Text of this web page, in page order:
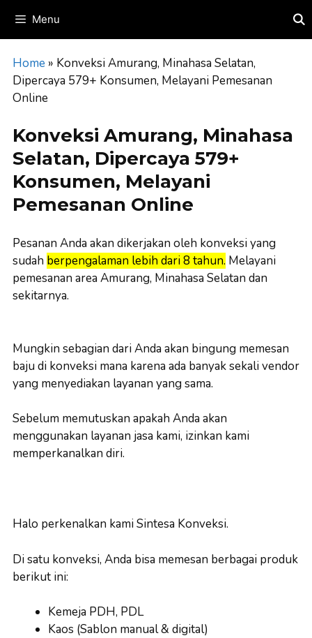
content
Menu
Home » Konveksi Amurang, Minahasa Selatan,
Dipercaya 579+ Konsumen, Melayani Pemesanan
Online
Konveksi Amurang, Minahasa
Selatan, Dipercaya 579+
Konsumen, Melayani
Pemesanan Online
Pesanan Anda akan dikerjakan oleh konveksi yang
sudah berpengalaman lebih dari 8 tahun. Melayani
pemesanan area Amurang, Minahasa Selatan dan
sekitarnya.
Mungkin sebagian dari Anda akan bingung memesan
baju di konveksi mana karena ada banyak sekali vendor
yang menyediakan layanan yang sama.
Sebelum memutuskan apakah Anda akan
menggunakan layanan jasa kami, izinkan kami
memperkanalkan diri.
Halo perkenalkan kami Sintesa Konveksi.
Di satu konveksi, Anda bisa memesan berbagai produk
berikut ini:
Kemeja PDH, PDL
Kaos (Sablon manual & digital)